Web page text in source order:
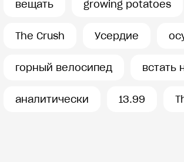
вещать growing potatoes
The Crush Усердие
горный велосипед встать
аналитически 13.99